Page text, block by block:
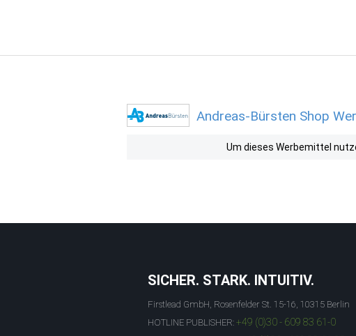
Andreas-Bürsten Shop
Um dieses Werbemittel
SICHER. STARK. INTUITIV.
Firstlead GmbH, Rosenfelder St. 15-16, 10315 Berlin
HOTLINE PUBLISHER: +49 (0)30 - 609 83 61-0